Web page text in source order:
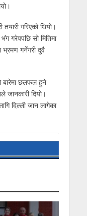
गरिएको थियो।
गरेपपछि सो मितिमा
गर्नेगरी दुवै
बारेमा छलफल हुने
जानकारी दियो।
दिल्ली जान लागेका